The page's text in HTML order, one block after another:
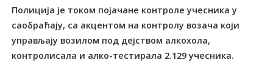
Полиција је током појачане контроле учесника у
саобраћају, са акцентом на контролу возача који
управљају возилом под дејством алкохола,
контролисала и алко-тестирала 2.129 учесника.